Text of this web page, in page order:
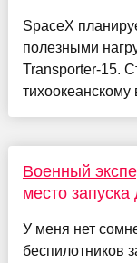
SpaceX
полезными
Transporter-15.
тихоокеанскому
Военный
место
У меня нет
беспилотников